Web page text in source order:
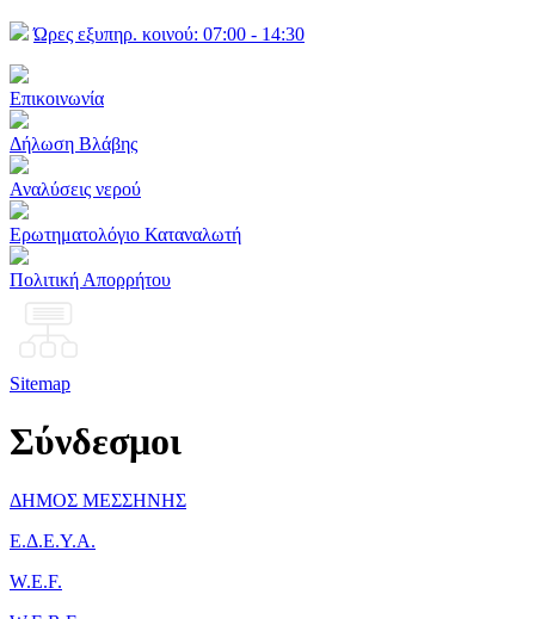
Ώρες εξυπηρ. κοινού: 07:00 - 14:30
Επικοινωνία
Δήλωση Βλάβης
Αναλύσεις νερού
Ερωτηματολόγιο Καταναλωτή
Πολιτική Απορρήτου
Sitemap
Σύνδεσμοι
ΔΗΜΟΣ ΜΕΣΣΗΝΗΣ
Ε.Δ.Ε.Υ.Α.
W.E.F.